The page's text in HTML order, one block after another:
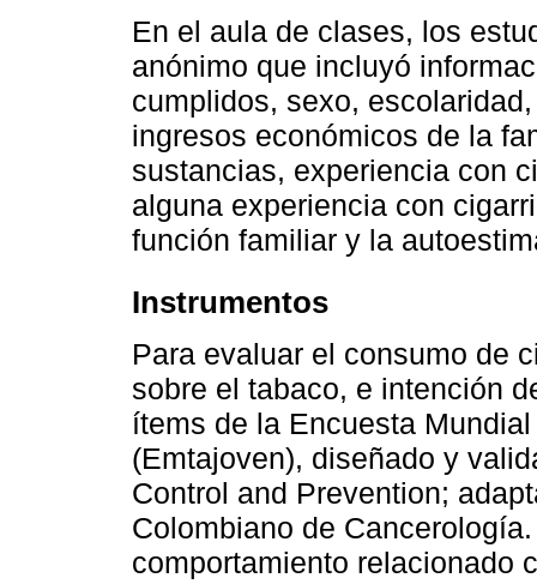
En el aula de clases, los
anónimo que incluyó
cumplidos, sexo,
ingresos económicos de la
sustancias, experiencia con
alguna experiencia con
función familiar y la
Instrumentos
Para evaluar el consumo de
sobre el tabaco, e intención
ítems de la Encuesta
(Emtajoven), diseñado y
Control and Prevention;
Colombiano de
comportamiento relacionado